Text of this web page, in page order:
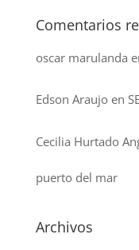
Comentarios
oscar marulanda
Edson Araujoen
Cecilia Hurtado
puerto del mar
Archivos